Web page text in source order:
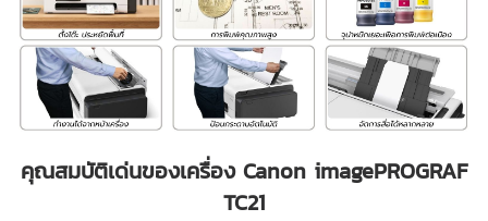
คุณสมบัติเด่นของเครื่อง Canon imagePROGRAF
TC21